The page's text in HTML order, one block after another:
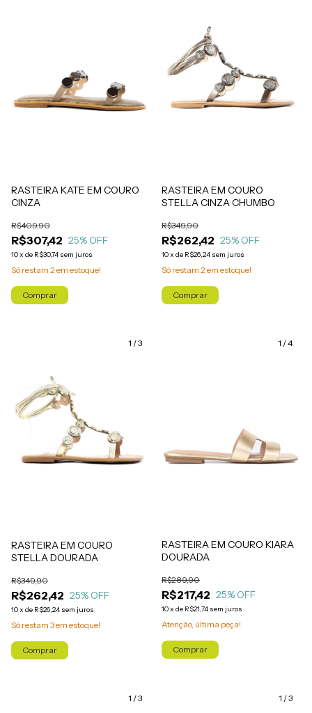
RASTEIRA KATE EM COURO
CINZA
R$307,42
R$409,90
25% OFF
10x de R$30,74 sem juros
Só restam 2em estoque!
Comprar
RASTEIRA EM COURO
STELLA CINZA CHUMBO
R$262,42
R$349,90
25% OFF
10x de R$26,24 sem juros
Só restam 2em estoque!
Comprar
1 /3
RASTEIRA EM COURO
STELLA DOURADA
R$262,42
R$349,90
25% OFF
10x de R$26,24 sem juros
Só restam 3em estoque!
Comprar
1 /4
RASTEIRA EM COURO KIARA
DOURADA
R$217,42
R$289,90
25% OFF
10x de R$21,74 sem juros
Atenção, última peça!
Comprar
1 /3 1 /3